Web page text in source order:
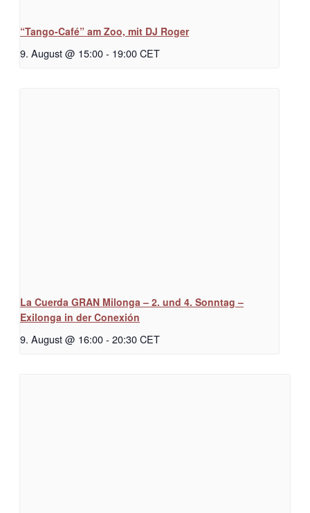
“Tango-Café” am Zoo, mit DJ Roger
9. August @ 15:00- 19:00CET
La Cuerda GRAN Milonga – 2. und 4. Sonntag –
Exilonga in der Conexión
9. August @ 16:00- 20:30CET